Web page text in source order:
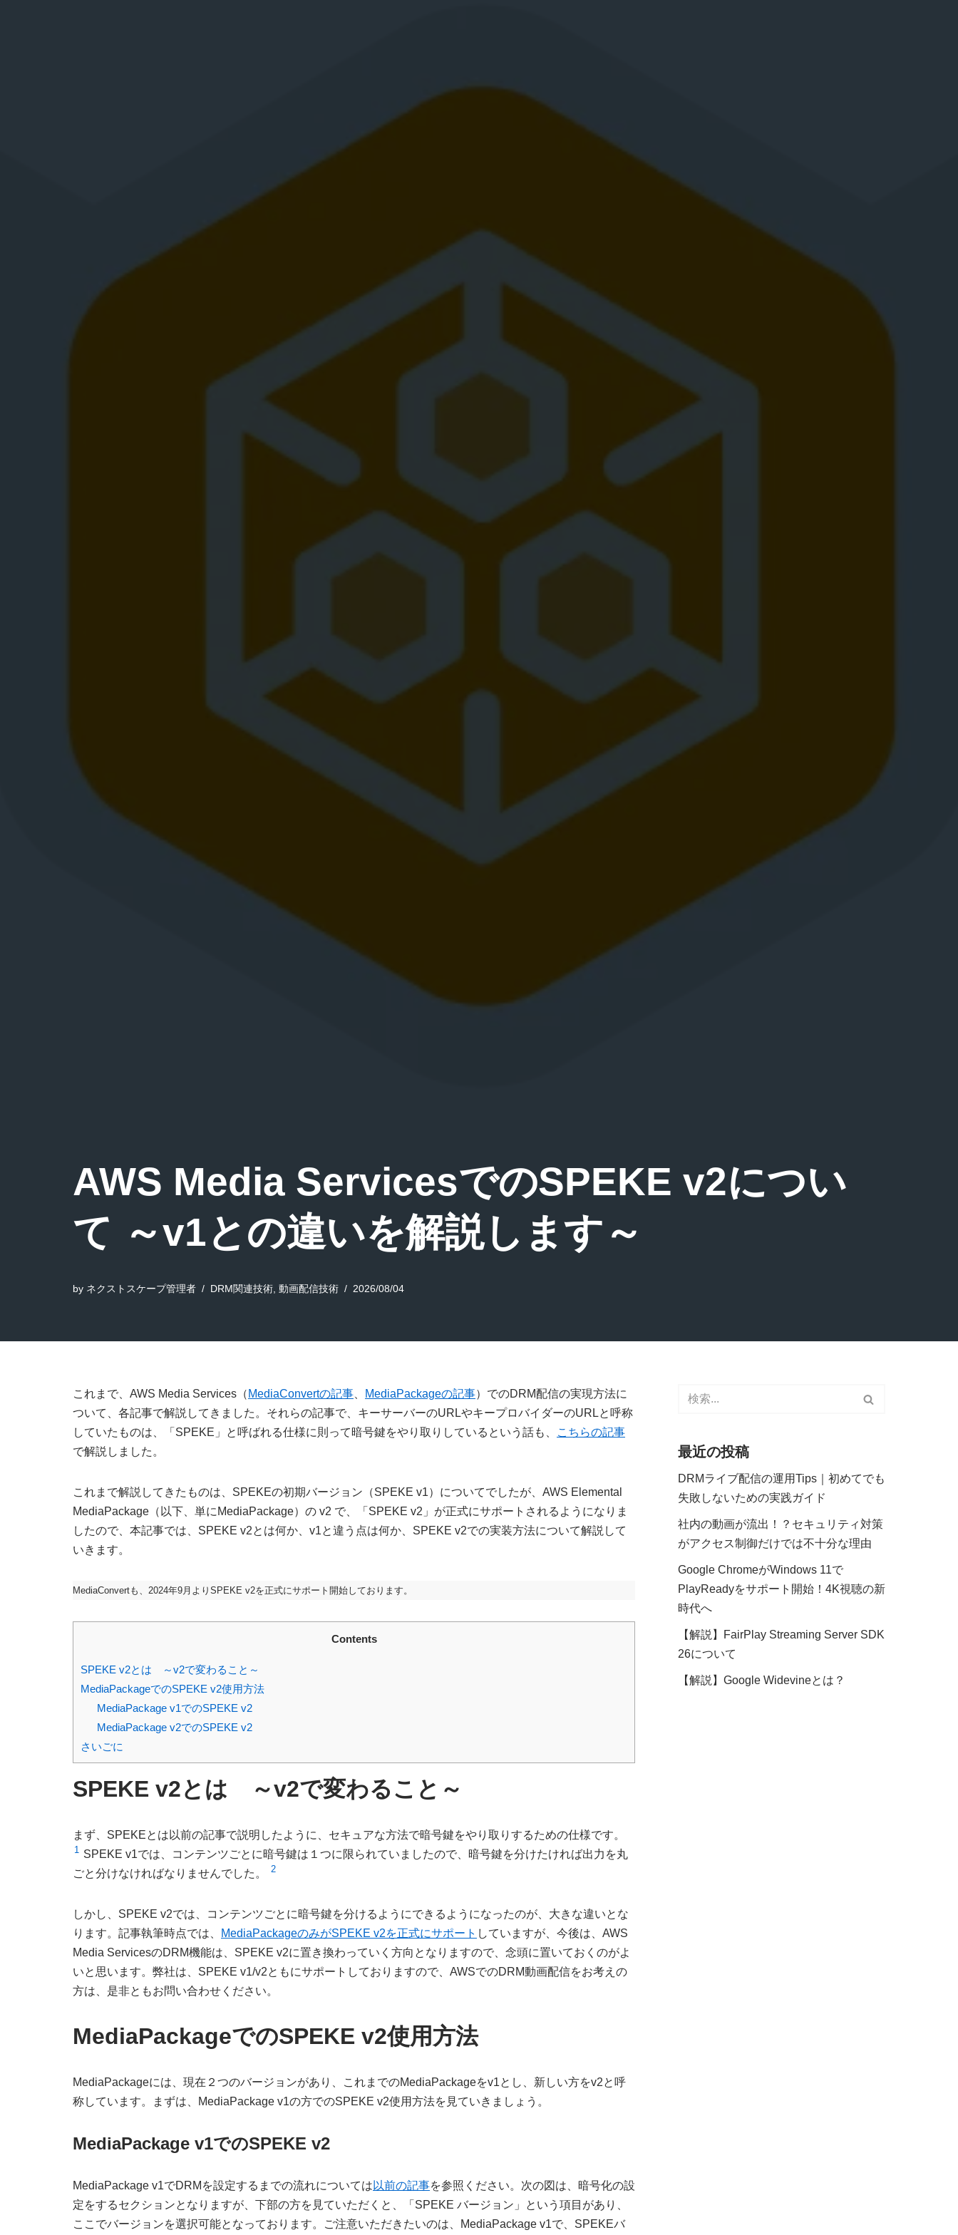
AWS Media ServicesでのSPEKE v2につい
て ～v1との違いを解説します～
by ネクストスケープ管理者 DRM関連技術, 動画配信技術 2026/08/04
これまで、AWS Media Services（ MediaConvertの記事、 MediaPackageの記事）でのDRM配信の実現方法に
ついて、各記事で解説してきました。それらの記事で、キーサーバーのURLやキープロバイダーのURLと呼称
していたものは、「SPEKE」と呼ばれる仕様に則って暗号鍵をやり取りしているという話も、
こちらの記事
で解説しました。
これまで解説してきたものは、SPEKEの初期バージョン（SPEKE v1）についてでしたが、AWS Elemental
MediaPackage（以下、単にMediaPackage）の v2 で、「SPEKE v2」が正式にサポートされるようになりま
したので、本記事では、SPEKE v2とは何か、v1と違う点は何か、SPEKE v2での実装方法について解説して
いきます。
MediaConvertも、2024年9月よりSPEKE v2を正式にサポート開始しております。
Contents
SPEKE v2とは ～v2で変わること～
MediaPackageでのSPEKE v2使用方法
MediaPackage v1でのSPEKE v2
MediaPackage v2でのSPEKE v2
さいごに
SPEKE v2とは ～v2で変わること～
まず、SPEKEとは以前の記事で説明したように、セキュアな方法で暗号鍵をやり取りするための仕様です。
1 SPEKE v1では、コンテンツごとに暗号鍵は１つに限られていましたので、暗号鍵を分けたければ出力を丸
ごと分けなければなりませんでした。
2
しかし、SPEKE v2では、コンテンツごとに暗号鍵を分けるようにできるようになったのが、大きな違いとな
ります。記事執筆時点では、
MediaPackageのみがSPEKE v2を正式にサポート していますが、今後は、AWS
Media ServicesのDRM機能は、SPEKE v2に置き換わっていく方向となりますので、念頭に置いておくのがよ
いと思います。弊社は、SPEKE v1/v2ともにサポートしておりますので、AWSでのDRM動画配信をお考えの
方は、是非ともお問い合わせください。
MediaPackageでのSPEKE v2使用方法
MediaPackageには、現在２つのバージョンがあり、これまでのMediaPackageをv1とし、新しい方をv2と呼
称しています。まずは、MediaPackage v1の方でのSPEKE v2使用方法を見ていきましょう。
MediaPackage v1でのSPEKE v2
MediaPackage v1でDRMを設定するまでの流れについては 以前の記事を参照ください。次の図は、暗号化の設
定をするセクションとなりますが、下部の方を見ていただくと、「SPEKE バージョン」という項目があり、
ここでバージョンを選択可能となっております。ご注意いただきたいのは、MediaPackage v1で、SPEKEバ
最近の投稿
DRMライブ配信の運用Tips｜初めてでも
失敗しないための実践ガイド
社内の動画が流出！？セキュリティ対策
がアクセス制御だけでは不十分な理由
Google ChromeがWindows 11で
PlayReadyをサポート開始！4K視聴の新
時代へ
【解説】FairPlay Streaming Server SDK
26について
【解説】Google Widevineとは？